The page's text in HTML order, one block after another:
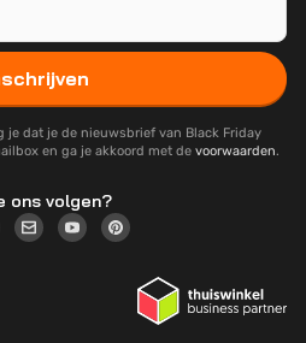
je dat je de nieuwsbrief van Black Friday
en ga je akkoord met de voorwaarden.
ons volgen?